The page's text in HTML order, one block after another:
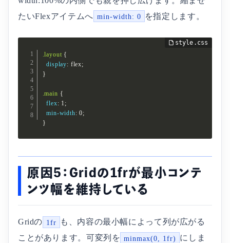
たいFlexアイテムへ min-width: 0 を指定します。
.layout {
display: flex;
}
.main {
flex: 1 ;
min-width: 0;
}
原因5：Gridの1frが最小コンテ
ンツ幅を維持している
Gridの 1fr
も、内容の最小幅によって列が広がる
ことがあります。可変列を minmax(0, 1fr)
にしま